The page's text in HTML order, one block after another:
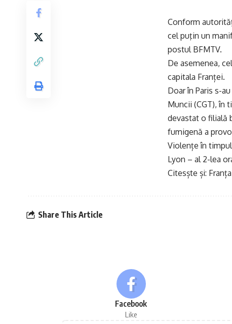
Conform
cel puţin un
postul BFMTV.
De asemenea,
capitala Franței.
Doar în Paris s-
Muncii (CGT), în
devastat o filială
fumigenă a
Violențe în
Lyon – al 2-lea
Citesște și:
Share This Article
Facebook
Like